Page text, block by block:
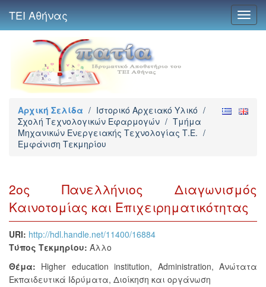
ΤΕΙ Αθήνας
Αρχική Σελίδα / Ιστορικό Αρχειακό Υλικό /
Σχολή Τεχνολογικών Εφαρμογών / Τμήμα
Μηχανικών Ενεργειακής Τεχνολογίας Τ.Ε. /
Εμφάνιση Τεκμηρίου
2ος Πανελλήνιος Διαγωνισμός
Καινοτομίας και Επιχειρηματικότητας
URI: http://hdl.handle.net/11400/16884
Τύπος Τεκμηρίου: Άλλο
Θέμα: Higher education institution, Administration,Ανώτατα
Εκπαιδευτικά Ιδρύματα, Διοίκηση και οργάνωση